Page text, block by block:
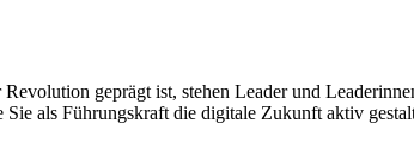
geprägt ist, stehen Leader und
als Führungskraft die digitale Zukunft aktiv